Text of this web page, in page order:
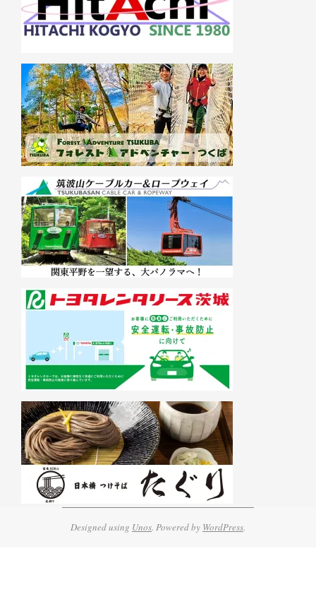
Designed using Unos. Powered by WordPress.